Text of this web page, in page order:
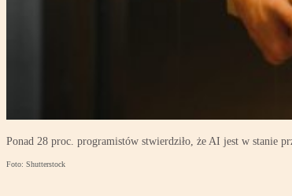
Ponad 28 proc. programistów stwierdziło, że AI jest w stanie
Foto: Shutterstock